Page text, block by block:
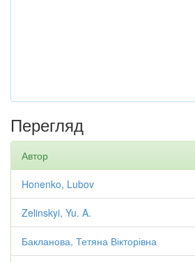
Перегляд
Автор
Honenko, Lubov
Zelinskyi, Yu. A.
Бакланова, Тетяна Вікторівна